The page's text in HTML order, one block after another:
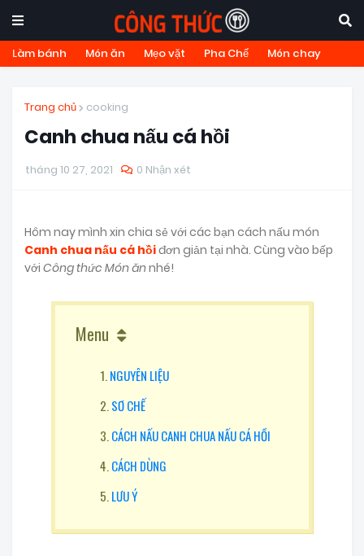
Làm bánh Món ăn Mẹo vặt Pha Chế Món chay
Trang chủ cooking
Canh chua nấu cá hồi
tháng 10 27, 2021 0 Nhận xét
Hôm nay mình xin chia sẻ với các bạn cách nấu món
Canh chua nấu cá hồiđơn giản tại nhà. Cùng vào bếp
với Công thức Món ănnhé!
Menu
NGUYÊN LIỆU
SƠ CHẾ
CÁCH NẤU CANH CHUA NẤU CÁ HỒI
CÁCH DÙNG
LƯU Ý